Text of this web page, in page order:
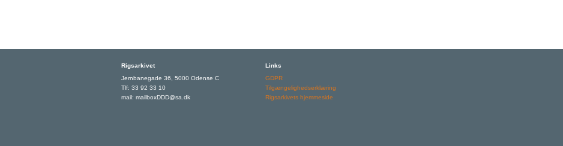
Rigsarkivet
Jernbanegade 36, 5000 Odense C
Tlf: 33 92 33 10
mail: mailboxDDD@sa.dk
Links
GDPR
Tilgængelighedserklæring
Rigsarkivets hjemmeside